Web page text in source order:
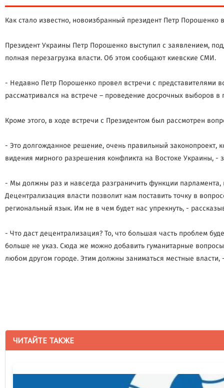
ЧИТАЙТЕ ТАКЖЕ
Как стало известно, новоизбранный президент Петр
Президент Украины Петр Порошенко выступил с заявлением,
полная перезагрузка власти. Об этом сообщают киевские СМИ.
- Недавно Петр Порошенко провел встречи с представителями
рассматривался на встрече – проведение досрочных выборов
Кроме этого, в ходе встречи с Президентом был рассмотрен
- Это долгожданное решение, очень правильный
видения мирного разрешения конфликта на Востоке Украины, -
- Мы должны раз и навсегда разграничить функции
Децентрализация власти позволит нам поставить точку в
региональный язык. Им не в чем будет нас упрекнуть, -
- Что даст децентрализация? То, что большая часть проблем
больше не указ. Сюда же можно добавить гуманитарные
любом другом городе. Этим должны заниматься местные